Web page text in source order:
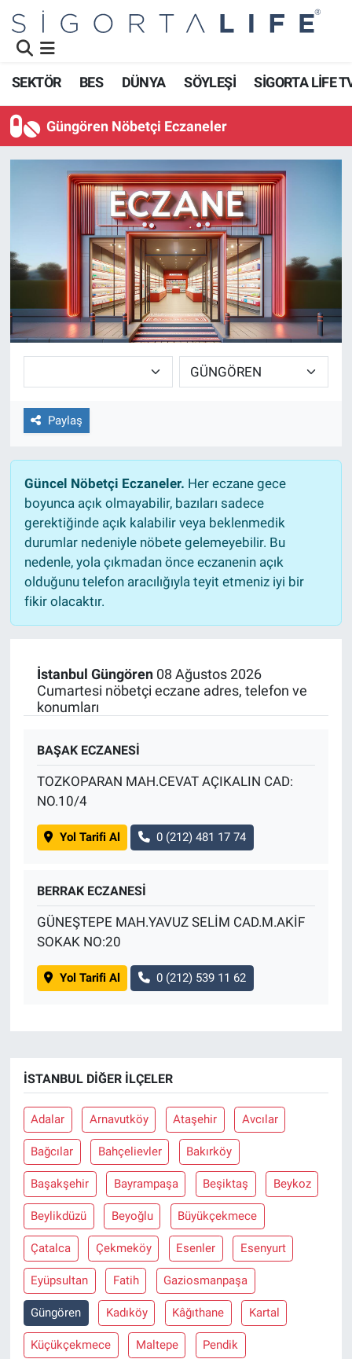
SEKTÖR BES DÜNYA SÖYLEŞİ SİGORTA LİFE
Güngören Nöbetçi Eczaneler
Paylaş
Güncel Nöbetçi Eczaneler. Her eczane gece
boyunca açık olmayabilir, bazıları sadece
gerektiğinde açık kalabilir veya beklenmedik
durumlar nedeniyle nöbete gelemeyebilir. Bu
nedenle, yola çıkmadan önce eczanenin açık
olduğunu telefon aracılığıyla teyit etmeniz iyi bir
fikir olacaktır.
İstanbul Güngören08 Ağustos 2026
Cumartesi nöbetçi eczane adres, telefon ve
konumları
BAŞAK ECZANESİ
TOZKOPARAN MAH.CEVAT AÇIKALIN CAD:
NO.10/4
Yol Tarifi Al 0 (212) 481 17 74
BERRAK ECZANESİ
GÜNEŞTEPE MAH.YAVUZ SELİM CAD.M.AKİF
SOKAK NO:20
Yol Tarifi Al 0 (212) 539 11 62
İSTANBUL DIĞER İLÇELER
Adalar Arnavutköy Ataşehir Avcılar
Bağcılar Bahçelievler Bakırköy
Başakşehir Bayrampaşa Beşiktaş Beykoz
Beylikdüzü Beyoğlu Büyükçekmece
Çatalca Çekmeköy Esenler Esenyurt
Eyüpsultan Fatih Gaziosmanpaşa
Güngören Kadıköy Kâğıthane Kartal
Küçükçekmece Maltepe Pendik
Trafik Durumu
Süper Lig Puan Durumu ve Fikstür
Tüm Manşetler
Son Dakika Haberleri
Haber Arşivi